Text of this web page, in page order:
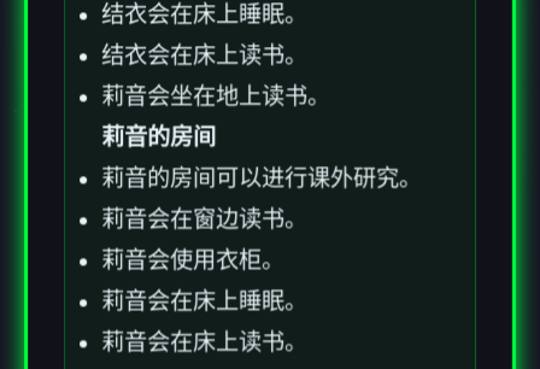
结衣会在床上睡眠。
结衣会在床上读书。
莉音会坐在地上读书。
莉音的房间
莉音的房间可以进行课外研究。
莉音会在窗边读书。
莉音会使用衣柜。
莉音会在床上睡眠。
莉音会在床上读书。